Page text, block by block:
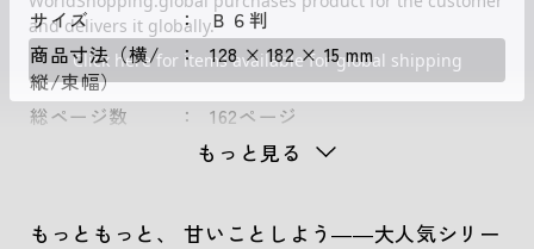
サイズ
Ｂ６判
商品寸法（横/
縦/束幅）
128 × 182 × 15 mm
総ページ数 162ページ
もっと見る
もっともっと、 甘いことしよう――大人気シリー